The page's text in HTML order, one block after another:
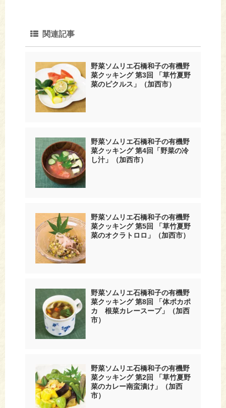
関連記事
野菜ソムリエ石橋和子の有機野
菜クッキング 第3回 「草竹夏野
菜のピクルス」（加西市）
野菜ソムリエ石橋和子の有機野
菜クッキング 第4回「野菜の冷
し汁」（加西市）
野菜ソムリエ石橋和子の有機野
菜クッキング 第5回 「草竹夏野
菜のオクラトロロ」（加西市）
野菜ソムリエ石橋和子の有機野
菜クッキング 第8回 「体ポカポ
カ 根菜カレースープ」（加西
市）
野菜ソムリエ石橋和子の有機野
菜クッキング 第2回 「草竹夏野
菜のカレー南蛮漬け」（加西
市）